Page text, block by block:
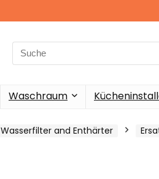
Search
for:
Waschraum
Wasserfilter and Enthärter